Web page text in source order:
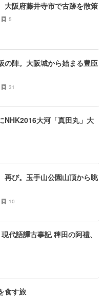
大阪府藤井寺市で古跡を散策
5
の陣。大阪城から始まる豊臣
31
NHK2016大河「真田丸」大
再び。玉手山公園山頂から眺
10
代語譯古事記 稗田の阿禮、
食す旅